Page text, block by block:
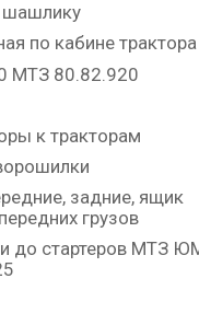
шашлику
по кабине трактора
МТЗ 80.82.920
к тракторам
задние, ящик
грузов
до стартеров МТЗ